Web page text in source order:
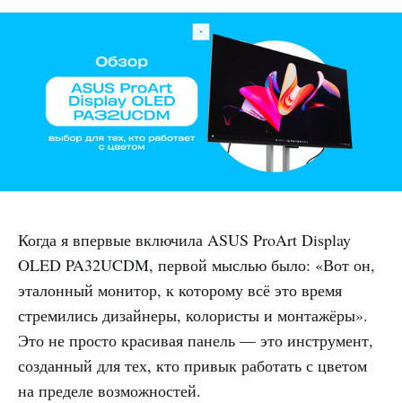
Когда я впервые включила ASUS ProArt Display
OLED PA32UCDM, первой мыслью было: «Вот он,
эталонный монитор, к которому всё это время
стремились дизайнеры, колористы и монтажёры».
Это не просто красивая панель — это инструмент,
созданный для тех, кто привык работать с цветом
на пределе возможностей.